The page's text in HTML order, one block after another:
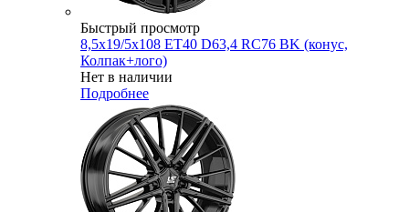
Быстрый просмотр
8,5x19/5x108 ET40 D63,4 RC76 BK (конус,
Колпак+лого)
Нет в наличии
Подробнее